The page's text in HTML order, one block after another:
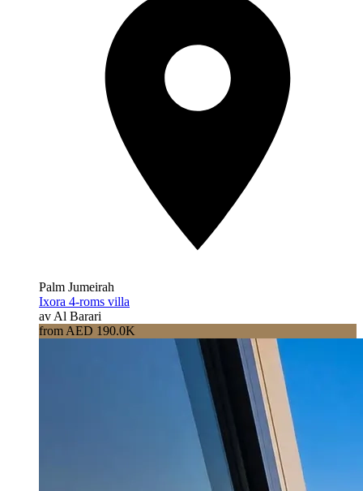
Palm Jumeirah
Ixora 4-roms villa
av Al Barari
from AED 190.0K